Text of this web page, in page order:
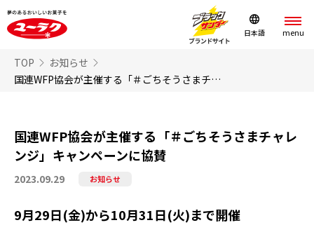
日本語
TOP
お知らせ
国連WFP協会が主催する「＃ごちそうさまチャレンジ」キャンペーンに協賛
国連WFP協会が主催する「＃ごちそうさまチャレ
ンジ」キャンペーンに協賛
2023.09.29 お知らせ
9月29日(金)から10月31日(火)まで開催